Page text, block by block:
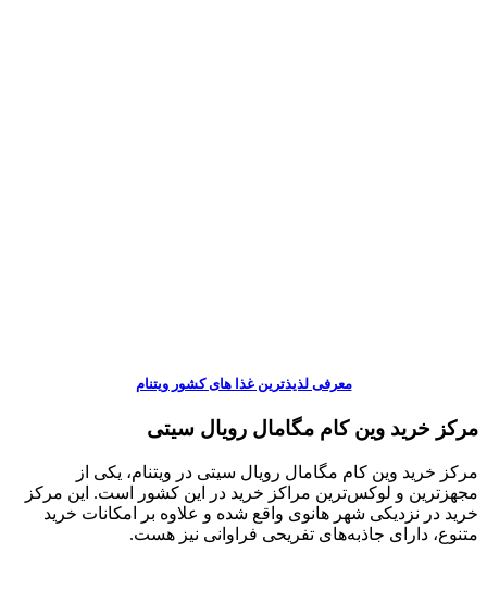
معرفی لذیذترین غذا های کشور ویتنام
مرکز خرید وین کام مگامال رویال سیتی
مرکز خرید وین کام مگامال رویال سیتی در ویتنام، یکی از
مجهزترین و لوکس‌ترین مراکز خرید در این کشور است. این مرکز
خرید در نزدیکی شهر هانوی واقع شده و علاوه بر امکانات خرید
متنوع، دارای جاذبه‌های تفریحی فراوانی نیز هست.